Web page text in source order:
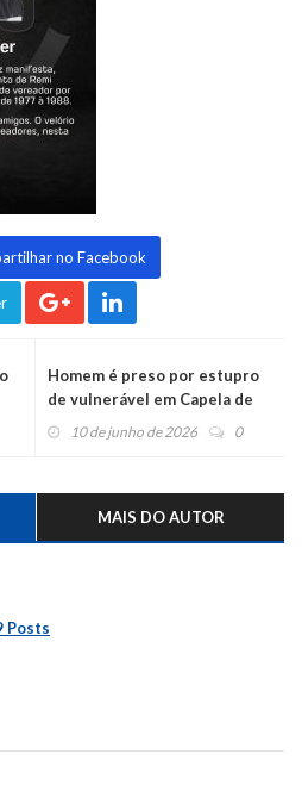
no Facebook
Homem é preso por estupro
de vulnerável em Capela de
Santana10 de junho de 2026 0
MAIS DO AUTOR
Posts